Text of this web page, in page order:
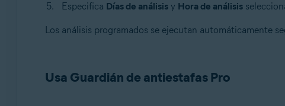
Especifica Días de análisisy Hora de análisis
Los análisis programados se ejecutan automáticamente
Usa Guardián de antiestafas Pro